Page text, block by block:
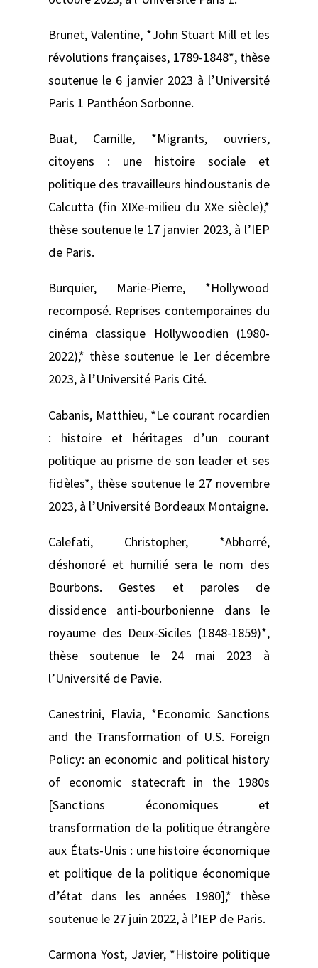
Brunet, Valentine, *John Stuart Mill et les
révolutions françaises, 1789-1848*, thèse
soutenue le 6 janvier 2023 à l’Université
Paris 1 Panthéon Sorbonne.
Buat, Camille, *Migrants, ouvriers,
citoyens : une histoire sociale et
politique des travailleurs hindoustanis de
Calcutta (fin XIXe-milieu du XXe siècle),*
thèse soutenue le 17 janvier 2023, à l’IEP
de Paris.
Burquier, Marie-Pierre, *Hollywood
recomposé. Reprises contemporaines du
cinéma classique Hollywoodien (1980-
2022),* thèse soutenue le 1er décembre
2023, à l’Université Paris Cité.
Cabanis, Matthieu, *Le courant rocardien
: histoire et héritages d’un courant
politique au prisme de son leader et ses
fidèles*, thèse soutenue le 27 novembre
2023, à l’Université Bordeaux Montaigne.
Calefati, Christopher, *Abhorré,
déshonoré et humilié sera le nom des
Bourbons. Gestes et paroles de
dissidence anti-bourbonienne dans le
royaume des Deux-Siciles (1848-1859)*,
thèse soutenue le 24 mai 2023 à
l’Université de Pavie.
Canestrini, Flavia, *Economic Sanctions
and the Transformation of U.S. Foreign
Policy: an economic and political history
of economic statecraft in the 1980s
[Sanctions économiques et
transformation de la politique étrangère
aux États‑Unis : une histoire économique
et politique de la politique économique
d’état dans les années 1980],* thèse
soutenue le 27 juin 2022, à l’IEP de Paris.
Carmona Yost, Javier, *Histoire politique